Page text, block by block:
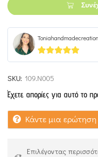
5out of 5
SKU: 109.N005
Έχετε απορίες για αυτό το
Κάντε μια ερώτηση
Επιλέγοντας